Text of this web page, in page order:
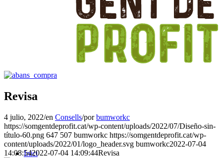
Inici
Revisa
4 julio, 2022/en Consells/porbumworkc
https://somgentdeprofit.cat/wp-content/uploads/2022/07/Diseño-sin-
título-60.png 647 507 bumworkc https://somgentdeprofit.cat/wp-
content/uploads/2022/01/logo_header.svg bumworkc2022-07-04
14:08:542022-07-04 14:09:44Revisa